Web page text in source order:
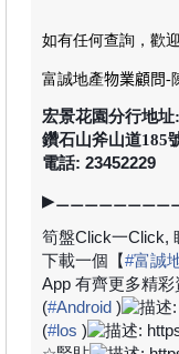
如有任何查詢，歡
富誠地產物業顧問-
宏景花園分行地址:
鑽石山斧山道185
電話: 23452229
▶
筍盤Click一Click,
下載一個【#富誠
App 有齊更多精彩
(#Android )
(#los )